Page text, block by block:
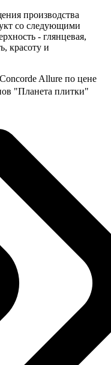
производства
со следующими
- глянцевая,
красоту и
Allure по цене
"Планета плитки"